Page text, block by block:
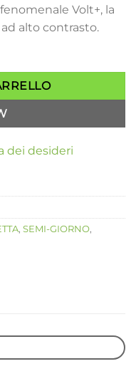
Volt+, la
alto contrasto.
dei desideri
, SEMI-GIORNO,